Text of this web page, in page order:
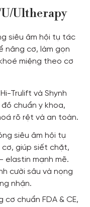
Ultherapy
siêu âm hội tụ tác
nâng cơ, làm gọn
miệng theo cơ
Trulift và Shynh
chuẩn y khoa,
rõ rệt và an toàn.
siêu âm hội tụ
cơ, giúp siết chặt,
elastin mạnh mẽ.
cười sâu và nọng
nhận.
cơ chuẩn FDA & CE,